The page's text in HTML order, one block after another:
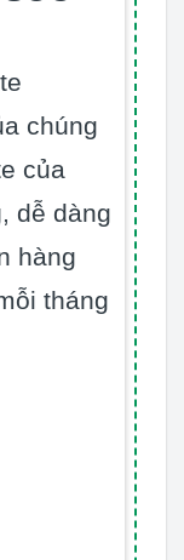
chúng
của
dễ dàng
hàng
tháng